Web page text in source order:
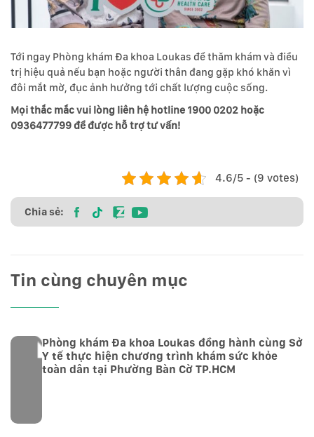
Tới ngay Phòng khám Đa khoa Loukas để thăm khám và điều
trị hiệu quả nếu bạn hoặc người thân đang gặp khó khăn vì
đôi mắt mờ, đục ảnh hưởng tới chất lượng cuộc sống.
Mọi thắc mắc vui lòng liên hệ hotline 1900 0202 hoặc
0936477799 để được hỗ trợ tư vấn!
4.6/5 - (9 votes)
Chia sẻ:
Tin cùng chuyên mục
Phòng khám Đa khoa Loukas đồng hành cùng Sở
Y tế thực hiện chương trình khám sức khỏe
toàn dân tại Phường Bàn Cờ TP.HCM